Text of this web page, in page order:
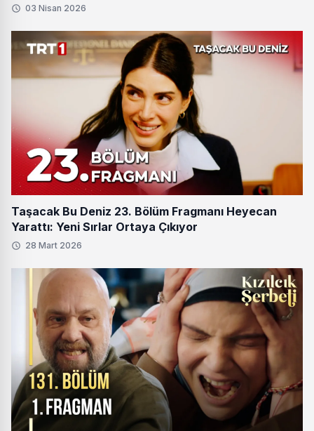
03 Nisan 2026
Taşacak Bu Deniz 23. Bölüm Fragmanı Heyecan
Yarattı: Yeni Sırlar Ortaya Çıkıyor
28 Mart 2026